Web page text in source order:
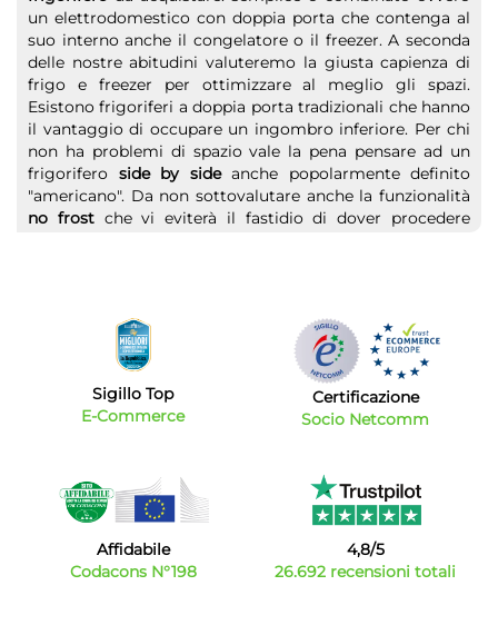
un elettrodomestico con doppia porta che contenga al
suo interno anche il congelatore o il freezer. A seconda
delle nostre abitudini valuteremo la giusta capienza di
frigo e freezer per ottimizzare al meglio gli spazi.
Esistono frigoriferi a doppia porta tradizionali che hanno
il vantaggio di occupare un ingombro inferiore. Per chi
non ha problemi di spazio vale la pena pensare ad un
frigorifero side by sideanche popolarmente definito
"americano". Da non sottovalutare anche la funzionalità
no frostche vi eviterà il fastidio di dover procedere
selezionato per voi ampia scelta di frigorifero in offerta a
prezzi contenuti pur senza rinunciare alla qualità.
Offerte frigoriferi: i migliori marchi
Nel nostro catalogo troverete un vasto assortimento dei
Akai, Candy, Elecrolux, Haieri, Hisense, Master, Midea,
Miele, Sharp e di molti altri marchi ancora.
Sigillo Top
E-Commerce
Certificazione
Socio Netcomm
Affidabile
Codacons N°198
4,8/5
26.692 recensioni totali